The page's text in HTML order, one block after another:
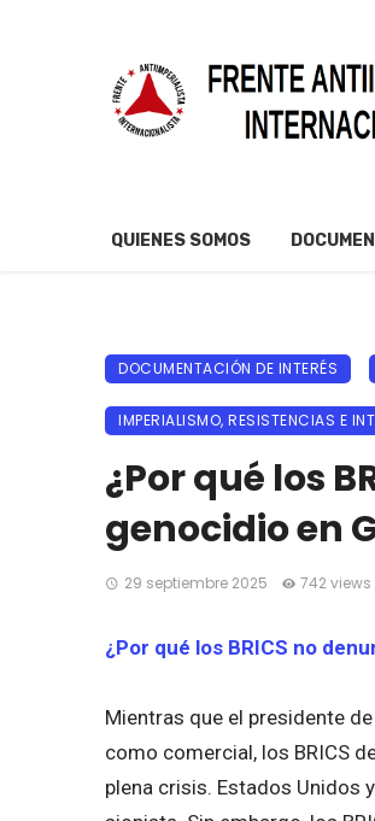
QUIENES SOMOS
DOCUMENTACIÓN DE INTERÉS
IMPERIALISMO, RESISTENCIAS E
¿Por qué los
genocidio en
29 septiembre 2025 742 views
¿Por qué los BRICS no
Mientras que el presidente
como comercial, los BRICS
plena crisis. Estados Unidos